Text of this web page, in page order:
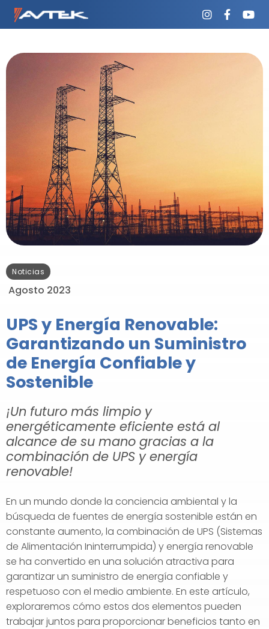
Noticias
Agosto 2023
UPS y Energía Renovable:
Garantizando un Suministro
de Energía Confiable y
Sostenible
¡Un futuro más limpio y
energéticamente eficiente está al
alcance de su mano gracias a la
combinación de UPS y energía
renovable!
En un mundo donde la conciencia ambiental y la
búsqueda de fuentes de energía sostenible están en
constante aumento, la combinación de UPS (Sistemas
de Alimentación Ininterrumpida) y energía renovable
se ha convertido en una solución atractiva para
garantizar un suministro de energía confiable y
respetuoso con el medio ambiente. En este artículo,
exploraremos cómo estos dos elementos pueden
trabajar juntos para proporcionar beneficios tanto en